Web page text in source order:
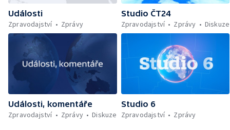
Události
Zpravodajství
Zprávy
Studio ČT24
Zpravodajství
Zprávy Diskuze
Události, komentáře
Zpravodajství
Zprávy Diskuze
Studio 6
Zpravodajství
Zprávy